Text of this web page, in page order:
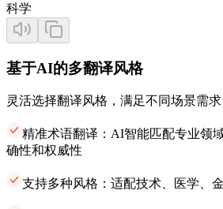
科学
基于AI的多翻译风格
灵活选择翻译风格，满足不同场景需求
精准术语翻译：AI智能匹配专业领
确性和权威性
支持多种风格：适配技术、医学、